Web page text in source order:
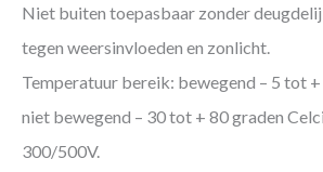
Niet buiten toepasbaar zonder
tegen weersinvloeden en zonlicht.
Temperatuur bereik: bewegend – 5 tot
niet bewegend – 30 tot + 80 graden
300/500V.